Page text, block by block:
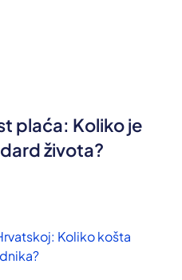
plaća: Koliko je
života?